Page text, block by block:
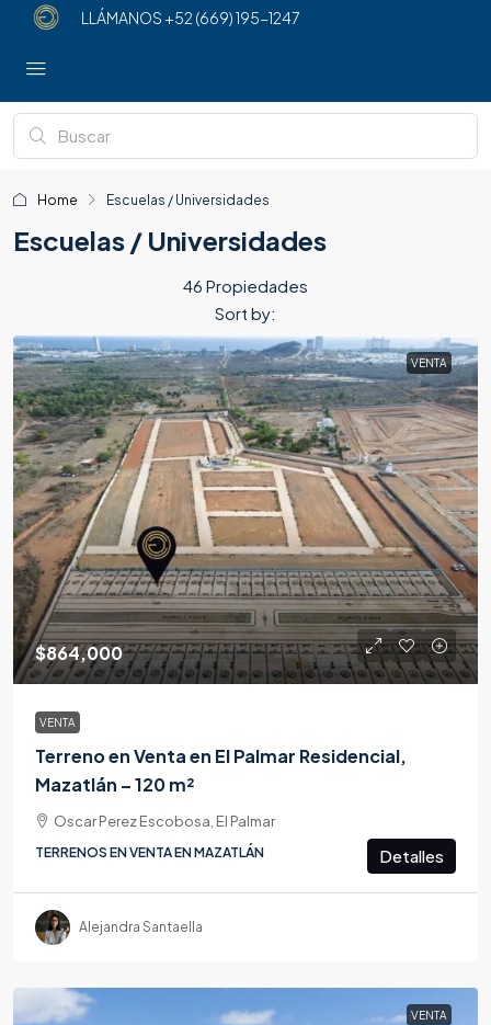
LLÁMANOS +52 (669) 195-1247
Home Escuelas / Universidades
Escuelas / Universidades
46 Propiedades
Sort by:
VENTA
$864,000
VENTA
Terreno en Venta en El Palmar Residencial,
Mazatlán – 120 m²
Oscar Perez Escobosa, El Palmar
TERRENOS EN VENTA EN MAZATLÁN Detalles
Alejandra Santaella
VENTA